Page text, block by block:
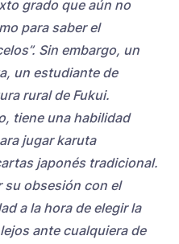
grado que aún no
para saber el
Sin embargo, un
un estudiante de
rural de Fukui.
tiene una habilidad
jugar karuta
japonés tradicional.
su obsesión con el
a la hora de elegir la
ante cualquiera de